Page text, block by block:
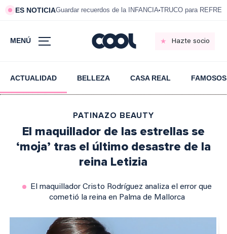
ES NOTICIAGuardar recuerdos de la INFANCIA TRUCO para
MENÚ Hazte socio
ACTUALIDAD BELLEZA CASA REAL FAMOSOS
PATINAZO BEAUTY
El maquillador de las estrellas se
‘moja’ tras el último desastre de la
reina Letizia
El maquillador Cristo Rodríguez analiza el error que
cometió la reina en Palma de Mallorca